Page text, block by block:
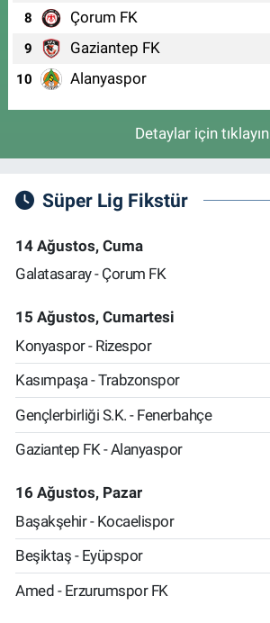
8 Çorum FK
9 Gaziantep FK
10 Alanyaspor
Detaylar için tıklayın
Süper Lig Fikstür
14 Ağustos, Cuma
Galatasaray - Çorum FK
15 Ağustos, Cumartesi
Konyaspor - Rizespor
Kasımpaşa - Trabzonspor
Gençlerbirliği S.K. - Fenerbahçe
Gaziantep FK - Alanyaspor
16 Ağustos, Pazar
Başakşehir - Kocaelispor
Beşiktaş - Eyüpspor
Amed - Erzurumspor FK